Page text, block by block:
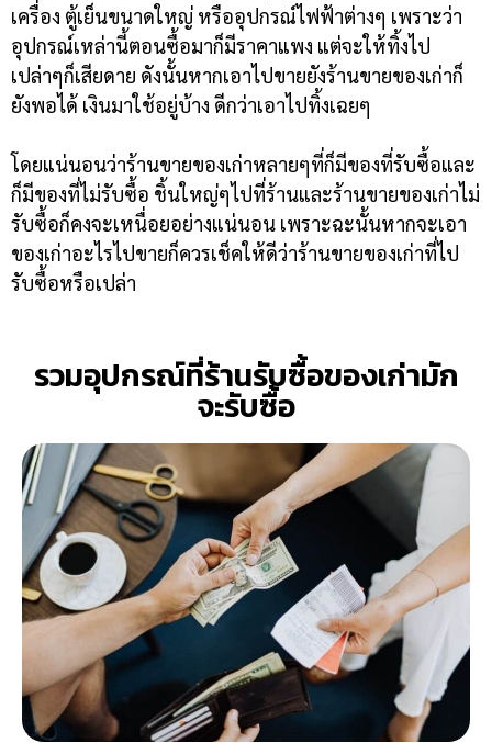
เครื่อง ตู้เย็นขนาดใหญ่ หรืออุปกรณ์ไฟฟ้าต่างๆ เพราะว่า
อุปกรณ์เหล่านี้ตอนซื้อมาก็มีราคาแพง แต่จะให้ทิ้งไป
เปล่าๆก็เสียดาย ดังนั้นหากเอาไปขายยังร้านขายของเก่าก็
ยังพอได้ เงินมาใช้อยู่บ้าง ดีกว่าเอาไปทิ้งเฉยๆ
โดยแน่นอนว่าร้านขายของเก่าหลายๆที่ก็มีของที่รับซื้อและ
ก็มีของที่ไม่รับซื้อ ชิ้นใหญ่ๆไปที่ร้านและร้านขายของเก่าไม่
รับซื้อก็คงจะเหนื่อยอย่างแน่นอน เพราะฉะนั้นหากจะเอา
ของเก่าอะไรไปขายก็ควรเช็คให้ดีว่าร้านขายของเก่าที่ไป
รับซื้อหรือเปล่า
รวมอุปกรณ์ที่ร้านรับซื้อของเก่ามัก
จะรับซื้อ